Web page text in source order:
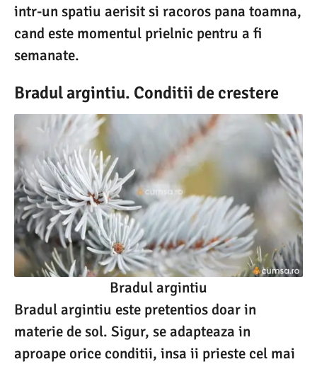
intr-un spatiu aerisit si racoros pana toamna,
cand este momentul prielnic pentru a fi
semanate.
Bradul argintiu. Conditii de crestere
Bradul argintiu
Bradul argintiu este pretentios doar in
materie de sol. Sigur, se adapteaza in
aproape orice conditii, insa ii prieste cel mai